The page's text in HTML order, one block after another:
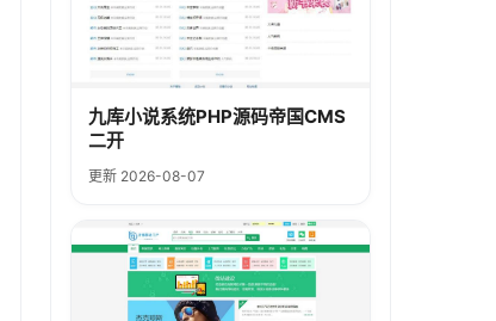
九库小说系统PHP源码帝国CMS
二开
更新 2026-08-07